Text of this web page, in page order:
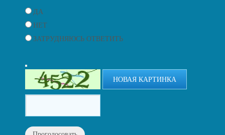
ДА
НЕТ
ЗАТРУДНЯЮСЬ ОТВЕТИТЬ
НОВАЯ КАРТИНКА